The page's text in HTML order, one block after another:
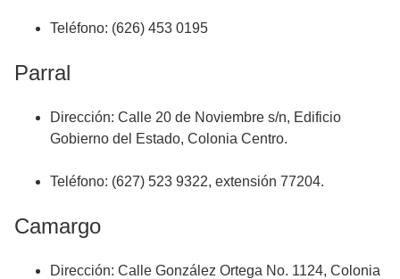
Teléfono: (626) 453 0195
Parral
Dirección: Calle 20 de Noviembre s/n, Edificio
Gobierno del Estado, Colonia Centro.
Teléfono: (627) 523 9322, extensión 77204.
Camargo
Dirección: Calle González Ortega No. 1124, Colonia